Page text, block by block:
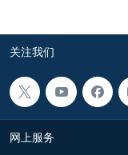
关注我们
网上服务